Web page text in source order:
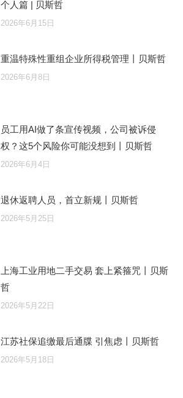
个人篇 | 贝斯哲
2026年6月15日
重温特殊性重组企业所得税管理丨贝斯哲
2026年6月8日
员工用AI做了条宣传视频，公司被诉侵
权？这5个风险你可能没想到丨贝斯哲
2026年6月4日
退休返聘人员，首立新规丨贝斯哲
2026年5月25日
上海工业用地二手交易 套上紧箍咒丨贝斯
哲
2026年5月22日
江苏社保追缴最后通牒 引焦虑丨贝斯哲
2026年5月18日